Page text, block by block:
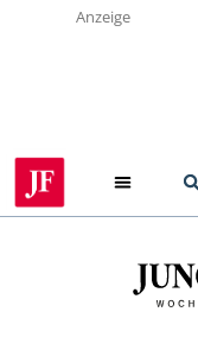
Anzeige